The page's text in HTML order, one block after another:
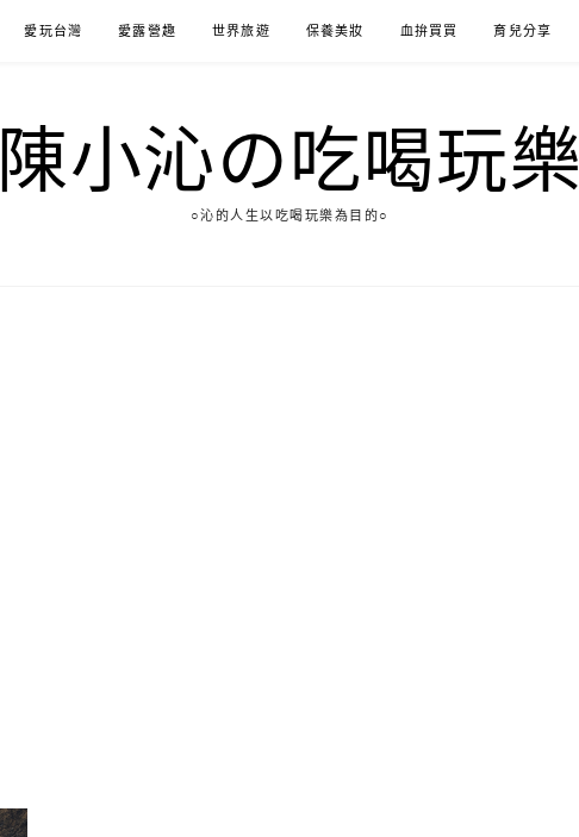
愛玩台灣 愛露營趣 世界旅遊 保養美妝 血拚買買 育兒分享
陳小沁の吃喝玩樂
○沁的人生以吃喝玩樂為目的○